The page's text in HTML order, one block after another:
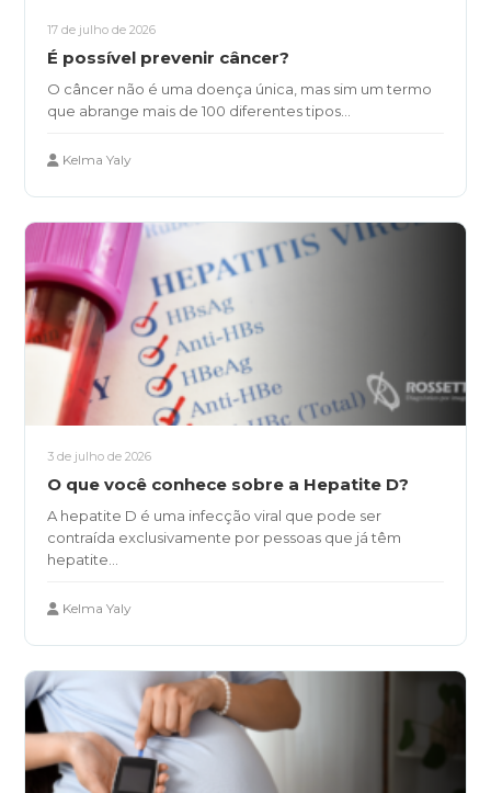
17 de julho de 2026
É possível prevenir câncer?
O câncer não é uma doença única, mas sim um termo
que abrange mais de 100 diferentes tipos...
Kelma Yaly
3 de julho de 2026
O que você conhece sobre a Hepatite D?
A hepatite D é uma infecção viral que pode ser
contraída exclusivamente por pessoas que já têm
hepatite...
Kelma Yaly